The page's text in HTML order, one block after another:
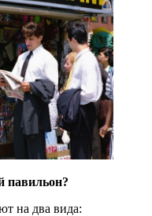
павильон?
на два вида: